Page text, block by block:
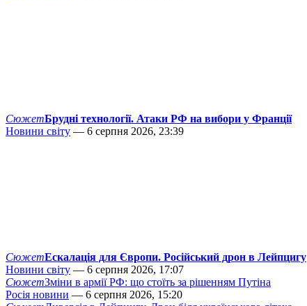
СюжетБрудні технології. Атаки РФ на вибори у Франції
Новини світу — 6 серпня 2026, 23:39
СюжетЕскалація для Європи. Російський дрон в Лейпцигу
Новини світу — 6 серпня 2026, 17:07
СюжетЗміни в армії РФ: що стоїть за рішенням Путіна
Росія новини — 6 серпня 2026, 15:20